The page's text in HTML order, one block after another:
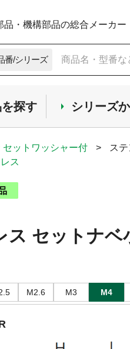
・機構部品の総合メーカー
番/シリーズ
探す シリーズ
セットワッシャー付 >
ス
ス
ス セットナ
M2.6 M3 M4